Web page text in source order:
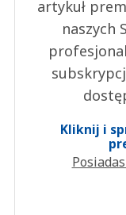
artykuł
naszych
Kliknij i